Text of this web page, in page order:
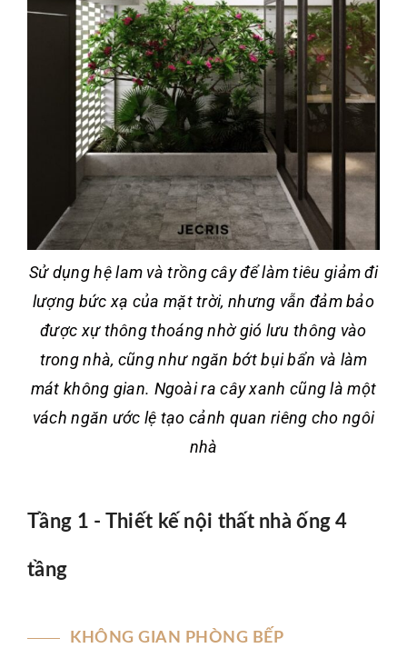
Sử dụng hệ lam và trồng cây để làm tiêu giảm đi
lượng bức xạ của mặt trời, nhưng vẫn đảm bảo
được xự thông thoáng nhờ gió lưu thông vào
trong nhà, cũng như ngăn bớt bụi bẩn và làm
mát không gian. Ngoài ra cây xanh cũng là một
vách ngăn ước lệ tạo cảnh quan riêng cho ngôi
nhà
Tầng 1 - Thiết kế nội thất nhà ống 4
tầng
KHÔNG GIAN PHÒNG BẾP